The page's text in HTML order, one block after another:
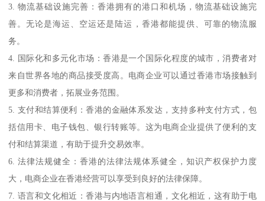
3. 物流基础设施完善：香港拥有的港口和机场，物流基础设施完
善。无论是海运、空运还是陆运，香港都能提供、可靠的物流服
务。
4. 国际化和多元化市场：香港是一个国际化程度的城市，消费者对
来自世界各地的商品接受度高。电商企业可以通过香港市场接触到
更多和消费者，拓展业务范围。
5. 支付和结算便利：香港的金融体系发达，支持多种支付方式，包
括信用卡、电子钱包、银行转账等。这为电商企业提供了便利的支
付和结算渠道，有助于提升交易效率。
6. 法律法规健全：香港的法律法规体系健全，知识产权保护力度
大，电商企业在香港经营可以享受到良好的法律保障。
7. 语言和文化相近：香港与内地语言相通，文化相近，这有助于电